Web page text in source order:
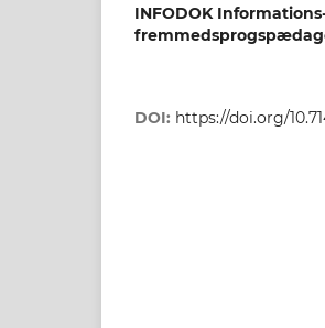
INFODOK
DOI: https://doi.org/